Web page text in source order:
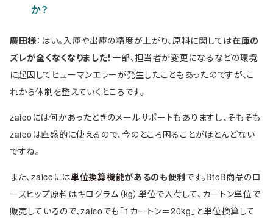
か？
廣田様：はい。入庫や出庫の精度が上がり、原料に関しては在庫の
ズレが全くなくなりました！ 一部、担当者が変更になるなどの環境
に起因してヒューマンエラーが発生したこともあったのですが、こ
れから体制を整えていくところです。
zaicoには何かあったときのメールサポートもありますし、そもそも
zaicoは直感的に使えるので、今のところ困ることがほとんどない
ですね。
また、zaicoには単位換算機能があるのも便利です。BtoB商品のロ
ーズヒップ原料はキログラム（kg）単位で入荷して、カートン単位で
販売しているので、zaicoでも「1カートン＝20kg」と単位換算して